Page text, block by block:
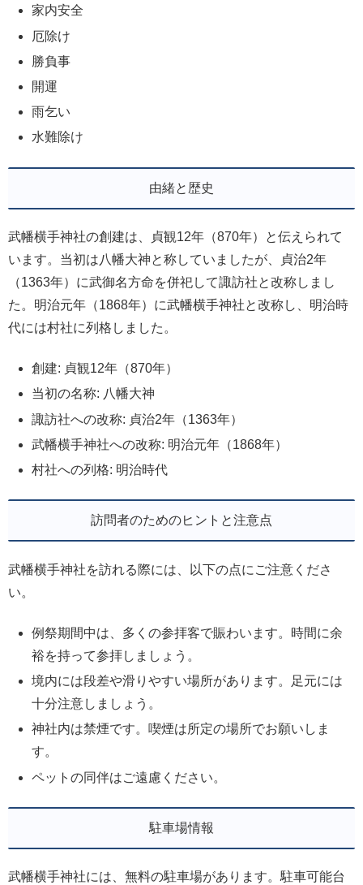
家内安全
厄除け
勝負事
開運
雨乞い
水難除け
由緒と歴史
武幡横手神社の創建は、貞観12年（870年）と伝えられて
います。当初は八幡大神と称していましたが、貞治2年
（1363年）に武御名方命を併祀して諏訪社と改称しまし
た。明治元年（1868年）に武幡横手神社と改称し、明治時
代には村社に列格しました。
創建: 貞観12年（870年）
当初の名称: 八幡大神
諏訪社への改称: 貞治2年（1363年）
武幡横手神社への改称: 明治元年（1868年）
村社への列格: 明治時代
訪問者のためのヒントと注意点
武幡横手神社を訪れる際には、以下の点にご注意くださ
い。
例祭期間中は、多くの参拝客で賑わいます。時間に余
裕を持って参拝しましょう。
境内には段差や滑りやすい場所があります。足元には
十分注意しましょう。
神社内は禁煙です。喫煙は所定の場所でお願いしま
す。
ペットの同伴はご遠慮ください。
駐車場情報
武幡横手神社には、無料の駐車場があります。駐車可能台